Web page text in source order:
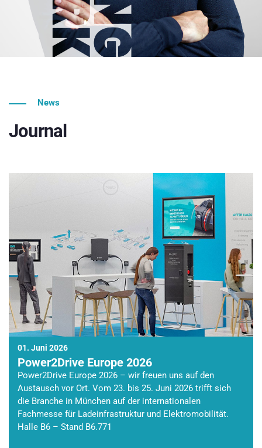
News
Journal
01. Juni 2026
Power2Drive Europe 2026
Power2Drive Europe 2026 – wir freuen uns auf den
Austausch vor Ort. Vom 23. bis 25. Juni 2026 trifft sich
die Branche in München auf der internationalen
Fachmesse für Ladeinfrastruktur und Elektromobilität.
Halle B6 – Stand B6.771